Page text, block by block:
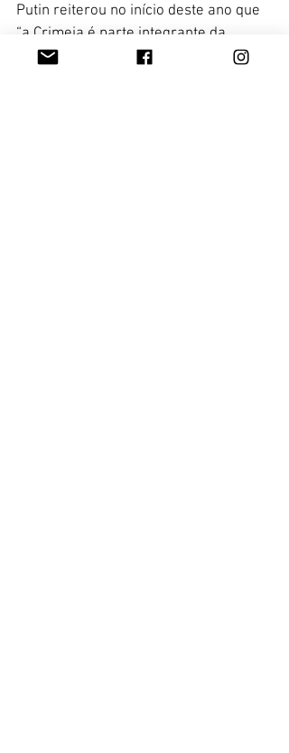
Putin reiterou no início deste ano que
“a Crimeia é parte integrante da
Rússia” e que a sua “história é